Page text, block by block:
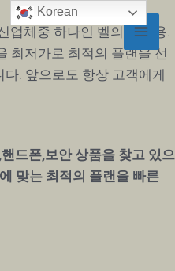
업체중 하나인 벨의 상업용.
최저가로 최적의 플랜을 선
. 앞으로도 항상 고객에게
드폰,보안 상품을 찾고 있으
맞는 최적의 플랜을 빠른
Korean